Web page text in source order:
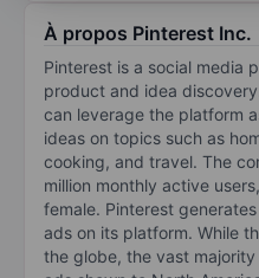
À propos Pinterest Inc.
Pinterest is a social media
product and idea
can leverage the platform
ideas on topics such as
cooking, and travel. The
million monthly active
female. Pinterest
ads on its platform. While
the globe, the vast